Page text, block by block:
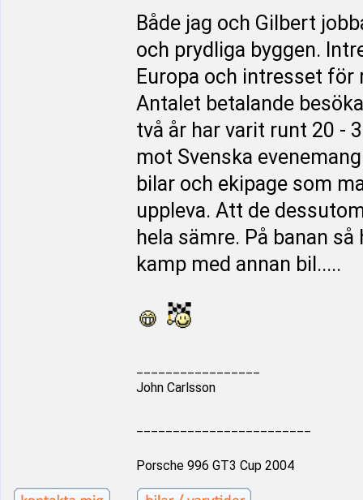
Både jag och Gilbert
och prydliga byggen.
Europa och intresset för
Antalet betalande
två år har varit runt 20 -
mot Svenska
bilar och ekipage som
uppleva. Att de
hela sämre. På banan
kamp med annan bil.....
John Carlsson
Porsche 996 GT3 Cup 2004